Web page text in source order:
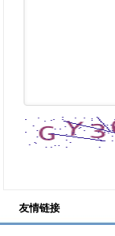
友情链接